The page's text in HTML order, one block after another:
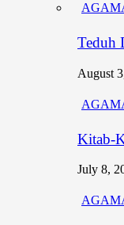
Teduh
August
Kitab-
July 8,